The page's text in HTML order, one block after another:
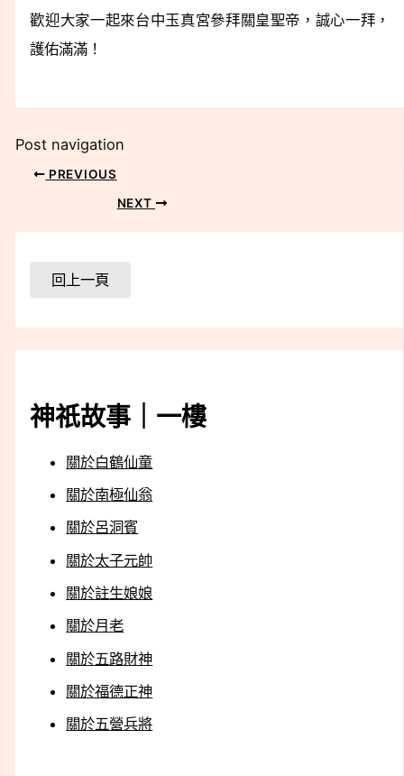
神祇故事｜一樓
關於白鶴仙童
關於南極仙翁
關於呂洞賓
關於太子元帥
關於註生娘娘
關於月老
關於五路財神
關於福德正神
關於五營兵將
歡迎大家一起來台中玉真宮參拜關皇聖帝，誠心一拜，
護佑滿滿！
Post navigation
PREVIOUS
NEXT